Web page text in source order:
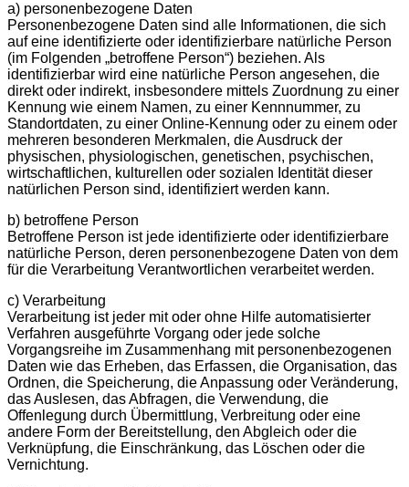
a) personenbezogene Daten
Personenbezogene Daten sind alle Informationen, die sich
auf eine identifizierte oder identifizierbare natürliche Person
(im Folgenden „betroffene Person“) beziehen. Als
identifizierbar wird eine natürliche Person angesehen, die
direkt oder indirekt, insbesondere mittels Zuordnung zu einer
Kennung wie einem Namen, zu einer Kennnummer, zu
Standortdaten, zu einer Online-Kennung oder zu einem oder
mehreren besonderen Merkmalen, die Ausdruck der
physischen, physiologischen, genetischen, psychischen,
wirtschaftlichen, kulturellen oder sozialen Identität dieser
natürlichen Person sind, identifiziert werden kann.
b) betroffene Person
Betroffene Person ist jede identifizierte oder identifizierbare
natürliche Person, deren personenbezogene Daten von dem
für die Verarbeitung Verantwortlichen verarbeitet werden.
c) Verarbeitung
Verarbeitung ist jeder mit oder ohne Hilfe automatisierter
Verfahren ausgeführte Vorgang oder jede solche
Vorgangsreihe im Zusammenhang mit personenbezogenen
Daten wie das Erheben, das Erfassen, die Organisation, das
Ordnen, die Speicherung, die Anpassung oder Veränderung,
das Auslesen, das Abfragen, die Verwendung, die
Offenlegung durch Übermittlung, Verbreitung oder eine
andere Form der Bereitstellung, den Abgleich oder die
Verknüpfung, die Einschränkung, das Löschen oder die
Vernichtung.